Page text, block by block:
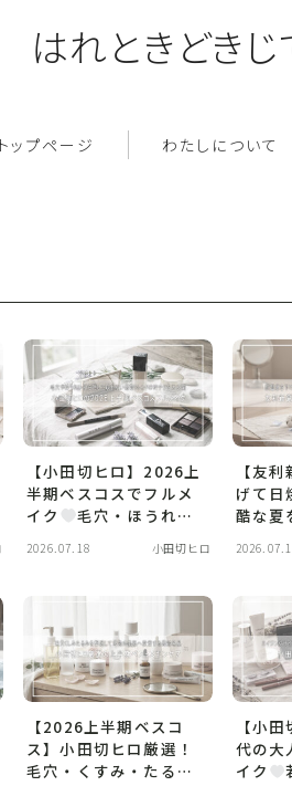
はれときどきじ
トップページ わたしについて
【小田切ヒロ】2026上
半期ベスコスでフルメ
イク
毛穴・ほうれい
神テク大公開！
2026.07.18 小田切ヒロ
【友
げて日
酷な夏
【2026上半期ベスコ
ス】小田切ヒロ厳選！
毛穴・くすみ・たるみ
【小
代の大
イク